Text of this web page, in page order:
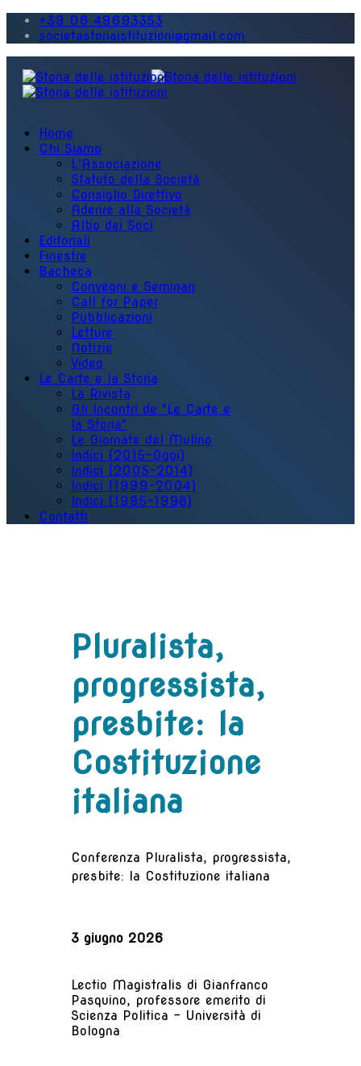
+39 06 49693353
societastoriaistituzioni@gmail.com
Home
Chi Siamo
L'Associazione
Statuto della Società
Consiglio Direttivo
Aderire alla Società
Albo dei Soci
Editoriali
Finestre
Bacheca
Convegni e Seminari
Call for Paper
Pubblicazioni
Letture
Notizie
Video
Le Carte e la Storia
La Rivista
Gli Incontri de "Le Carte e
la Storia"
Le Giornate del Mulino
Indici (2015-Oggi)
Indici (2005-2014)
Indici (1999-2004)
Indici (1995-1998)
Contatti
Pluralista,
progressista,
presbite: la
Costituzione
italiana
Conferenza Pluralista, progressista,
presbite: la Costituzione italiana
3 giugno 2026
Lectio Magistralis di Gianfranco
Pasquino, professore emerito di
Scienza Politica - Università di
Bologna